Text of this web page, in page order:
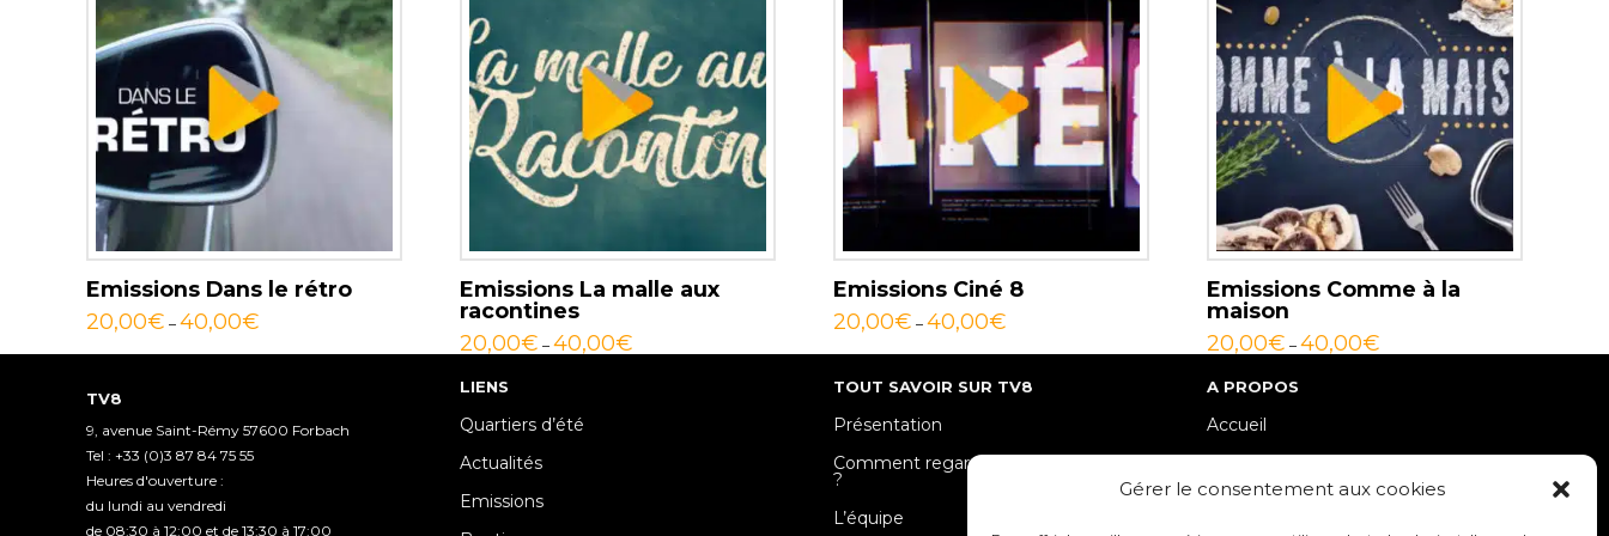
Gérer le consentement aux cookies
Emissions Dans le rétro
20,00€ – 40,00€
Emissions La malle aux
racontines
20,00€ – 40,00€
Emissions Ciné 8
20,00€ – 40,00€
Emissions Comme à la
maison
20,00€ – 40,00€
TV8
9, avenue Saint-Rémy 57600 Forbach
Tel : +33 (0)3 87 84 75 55
Heures d'ouverture :
du lundi au vendredi
de 08:30 à 12:00 et de 13:30 à 17:00
LIENS
Quartiers d’été
Actualités
Emissions
TOUT SAVOIR SUR TV8
Présentation
Comment regarder TV8 Moselle-Est
?
L’équipe
A PROPOS
Accueil
Mentions Légales / Crédits